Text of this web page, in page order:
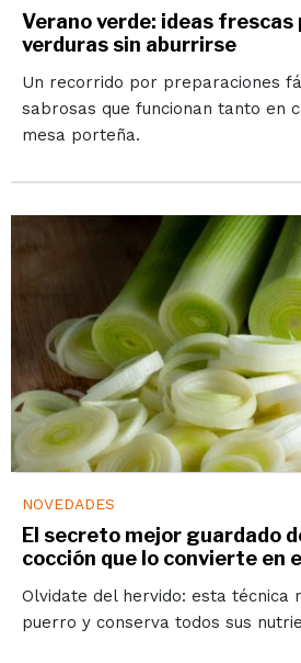
Verano verde: ideas frescas
verduras sin aburrirse
Un recorrido por preparaciones
sabrosas que funcionan tanto en
mesa porteña.
NOVEDADES
El secreto mejor guardado
cocción que lo convierte en
Olvidate del hervido: esta técnica
puerro y conserva todos sus